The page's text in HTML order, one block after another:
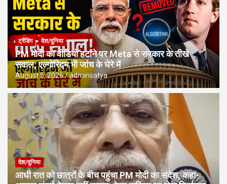
ट्रेंडिंग देश/दुनिया
PM मोदी का वीडियो हटाने पर Meta से सरकार के तीखे
सवाल, एल्गोरिद्म भी जांच के घेरे में
August 5, 2026 adminsatya
देश/दुनिया
आधी रात को छात्रों के बीच पहुंचा PM मोदी का संदेश, कहा-